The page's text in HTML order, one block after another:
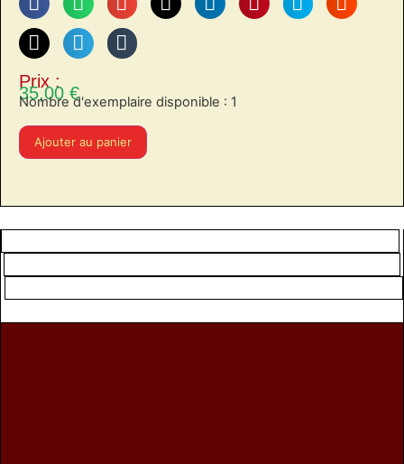
Prix :
35,00 €
Nombre d'exemplaire disponible : 1
Ajouter au panier